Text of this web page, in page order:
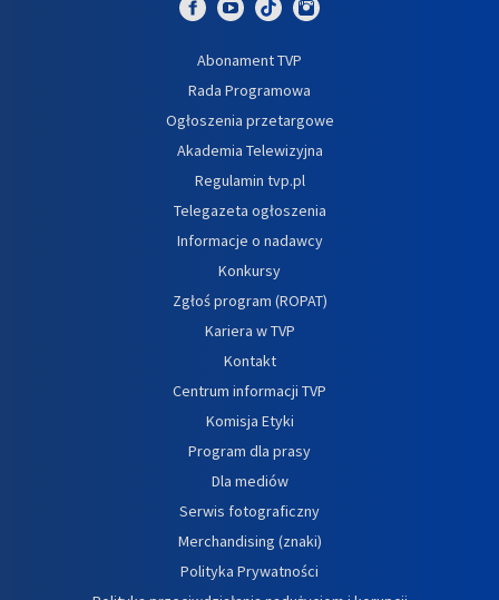
Abonament TVP
Rada Programowa
Ogłoszenia przetargowe
Akademia Telewizyjna
Regulamin tvp.pl
Telegazeta ogłoszenia
Informacje o nadawcy
Konkursy
Zgłoś program (ROPAT)
Kariera w TVP
Kontakt
Centrum informacji TVP
Komisja Etyki
Program dla prasy
Dla mediów
Serwis fotograficzny
Merchandising (znaki)
Polityka Prywatności